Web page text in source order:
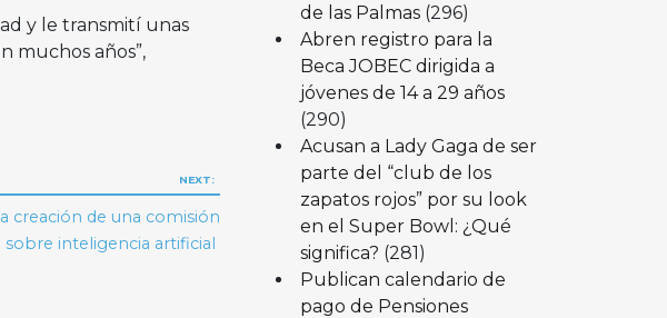
y le transmití unas
muchos años”,
NEXT:
creación de una comisión
sobre inteligencia artificial
de las Palmas (296)
Abren registro para la
Beca JOBEC dirigida a
jóvenes de 14 a 29 años
(290)
Acusan a Lady Gaga de ser
parte del “club de los
zapatos rojos” por su look
en el Super Bowl: ¿Qué
significa? (281)
Publican calendario de
pago de Pensiones